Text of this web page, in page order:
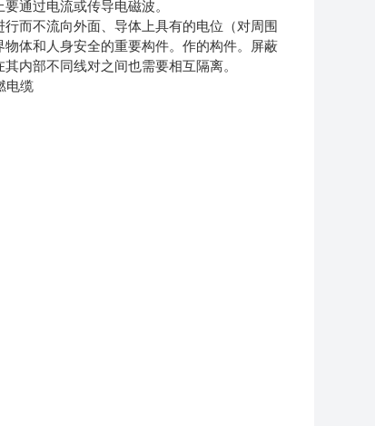
通过电流或传导电磁波。
而不流向外面、导体上具有的电位（对周围
体和人身安全的重要构件。作的构件。屏蔽
内部不同线对之间也需要相互隔离。